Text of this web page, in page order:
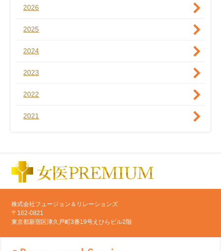
2026
2025
2024
2023
2022
2021
株式会社フュージョン＆リレーションズ
〒162-0821
東京都新宿区津久戸町3番19号えひらビル2階